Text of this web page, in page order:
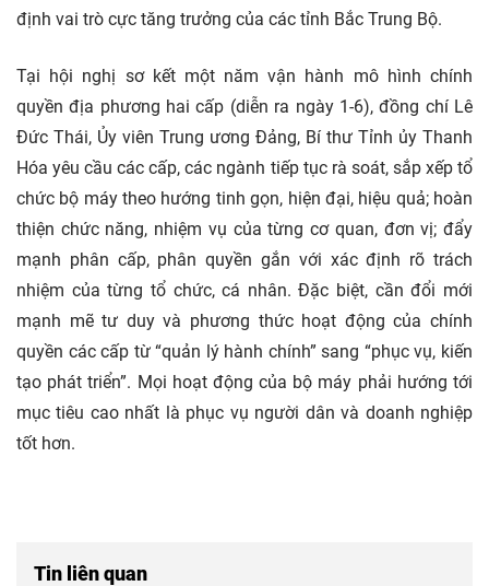
định vai trò cực tăng trưởng của các tỉnh Bắc Trung Bộ.
Tại hội nghị sơ kết một năm vận hành mô hình chính
quyền địa phương hai cấp (diễn ra ngày 1-6), đồng chí Lê
Đức Thái, Ủy viên Trung ương Đảng, Bí thư Tỉnh ủy Thanh
Hóa yêu cầu các cấp, các ngành tiếp tục rà soát, sắp xếp tổ
chức bộ máy theo hướng tinh gọn, hiện đại, hiệu quả; hoàn
thiện chức năng, nhiệm vụ của từng cơ quan, đơn vị; đẩy
mạnh phân cấp, phân quyền gắn với xác định rõ trách
nhiệm của từng tổ chức, cá nhân. Đặc biệt, cần đổi mới
mạnh mẽ tư duy và phương thức hoạt động của chính
quyền các cấp từ “quản lý hành chính” sang “phục vụ, kiến
tạo phát triển”. Mọi hoạt động của bộ máy phải hướng tới
mục tiêu cao nhất là phục vụ người dân và doanh nghiệp
tốt hơn.
Tin liên quan